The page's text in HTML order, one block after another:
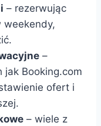
– rezerwując
weekendy,
–
Booking.com
ofert i
– wiele z